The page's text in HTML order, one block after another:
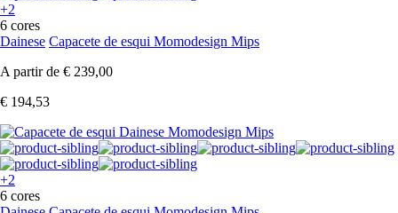
+2
6 cores
Dainese Capacete de esqui Momodesign Mips
A partir de € 239,00
€ 194,53
+2
6 cores